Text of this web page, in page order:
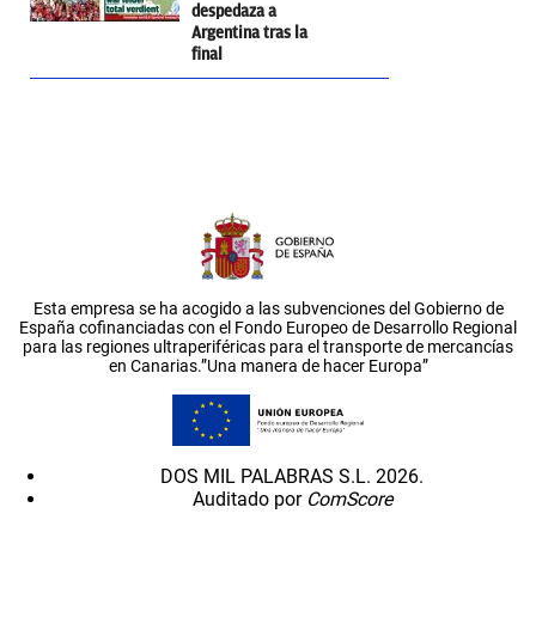
despedaza a
Argentina tras la
final
Esta empresa se ha acogido a las subvenciones del Gobierno de
España cofinanciadas con el Fondo Europeo de Desarrollo Regional
para las regiones ultraperiféricas para el transporte de mercancías
en Canarias.”Una manera de hacer Europa”
DOS MIL PALABRAS S.L. 2026.
Auditado por ComScore